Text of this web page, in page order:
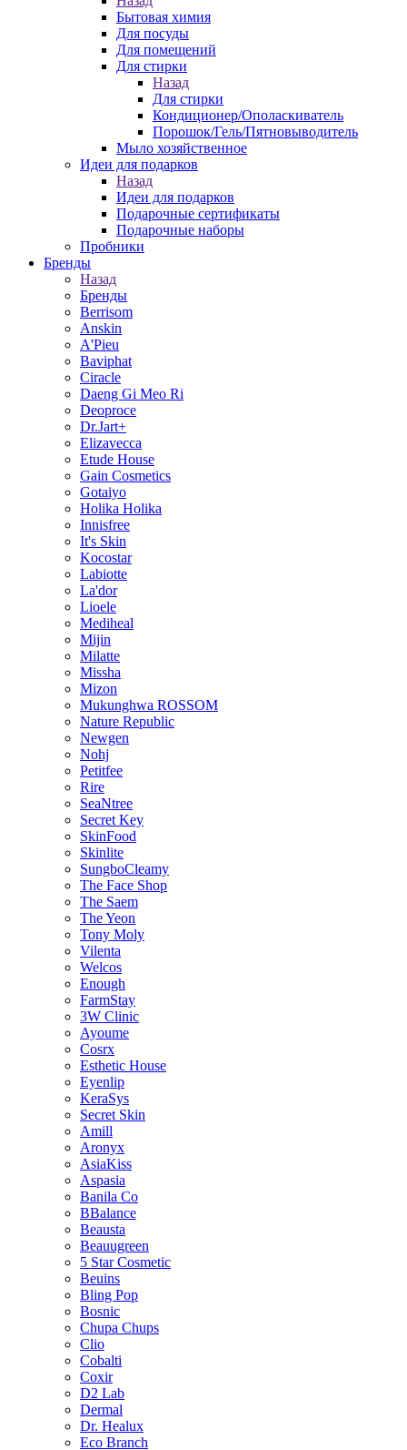
Бытовая химия
Для посуды
Для помещений
Для стирки
Назад
Для стирки
Кондиционер/Ополаскиватель
Порошок/Гель/Пятновыводитель
Мыло хозяйственное
Идеи для подарков
Назад
Идеи для подарков
Подарочные сертификаты
Подарочные наборы
Пробники
Бренды
Назад
Бренды
Berrisom
Anskin
A'Pieu
Baviphat
Ciracle
Daeng Gi Meo Ri
Deoproce
Dr.Jart+
Elizavecca
Etude House
Gain Cosmetics
Gotaiyo
Holika Holika
Innisfree
It's Skin
Kocostar
Labiotte
La'dor
Lioele
Mediheal
Mijin
Milatte
Missha
Mizon
Mukunghwa ROSSOM
Nature Republic
Newgen
Nohj
Petitfee
Rire
SeaNtree
Secret Key
SkinFood
Skinlite
SungboCleamy
The Face Shop
The Saem
The Yeon
Tony Moly
Vilenta
Welcos
Enough
FarmStay
3W Clinic
Ayoume
Cosrx
Esthetic House
Eyenlip
KeraSys
Secret Skin
Amill
Aronyx
AsiaKiss
Aspasia
Banila Co
BBalance
Beausta
Beauugreen
5 Star Cosmetic
Beuins
Bling Pop
Bosnic
Chupa Chups
Clio
Cobalti
Coxir
D2 Lab
Dermal
Dr. Healux
Eco Branch